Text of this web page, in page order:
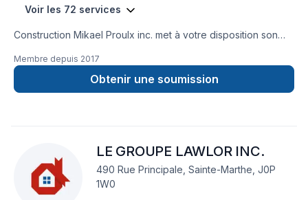
Voir les 72 services
Construction Mikael Proulx inc. met à votre disposition son
sinistre, Armoires, Balcon, Balcon de bois, Calfeutrage,
Carrelage, Charpentier, Coffrage, Commercial, Construction,
Cuisine, Décontamination, Démolition, Drain français, Escalier
Meubles, Patio, Peinture, Plancher, Portes et fenêtres, Puit de
lumière, Rénovation générale, Revêtement extérieur, Salle de
bain, Soudeur, Sous-sol, Tapis, Tirage de joint, Toiture pour
embellir vos espaces à Eastern
Membre depuis 2017
Obtenir une soumission
LE GROUPE LAWLOR INC.
490 Rue Principale, Sainte-Marthe, J0P
1W0